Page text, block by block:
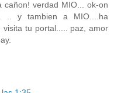
cañon! verdad MIO... ok-on
.. y tambien a MIO....ha
tu portal..... paz, amor